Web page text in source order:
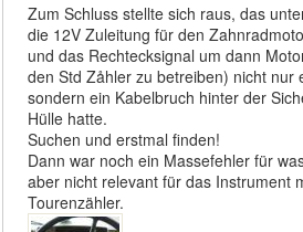
Zum Schluss stellte sich raus, das
die 12V Zuleitung für den
und das Rechtecksignal um dann
den Std Zåhler zu betreiben) nicht nur
sondern ein Kabelbruch hinter der
Hülle hatte.
Suchen und erstmal finden!
Dann war noch ein Massefehler für
aber nicht relevant für das Instrument
Tourenzähler.